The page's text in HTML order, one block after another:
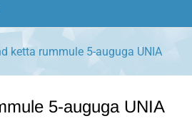
ketta rummule 5-auguga UNIA
5-auguga UNIA